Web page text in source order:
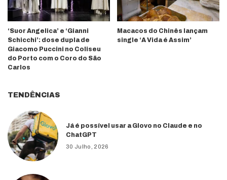
‘Suor Angelica’ e ‘Gianni
Schicchi’: dose dupla de
Giacomo Puccini no Coliseu
do Porto com o Coro do São
Carlos
Macacos do Chinês lançam
single ‘A Vida é Assim’
TENDÊNCIAS
Já é possível usar a Glovo no Claude e no
ChatGPT
30 Julho, 2026